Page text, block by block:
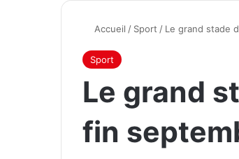
Accueil / Sport / Le grand stade
Sport
Le grand
fin